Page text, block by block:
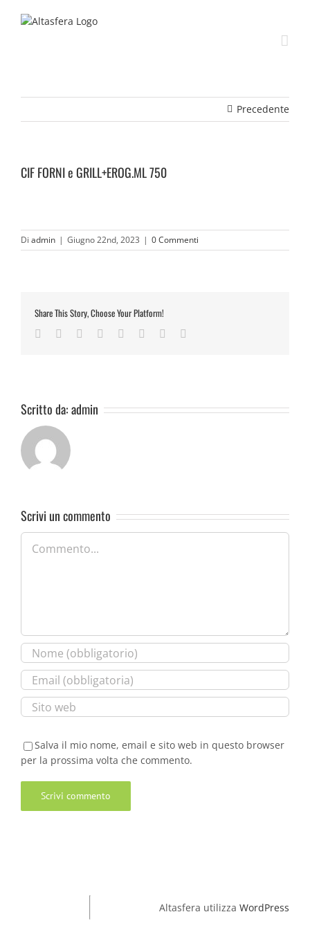
Precedente
CIF FORNI e GRILL+EROG.ML 750
Di admin | Giugno 22nd, 2023 | 0 Commenti
Share This Story, Choose Your Platform!
Facebook
TwitterReddit LinkedIn
TumblrPinterest
Scritto da:admin
Scrivi un commento
Commento
Salva il mio nome, email e sito web in questo browser
per la prossima volta che commento.
Altasfera utilizza WordPress